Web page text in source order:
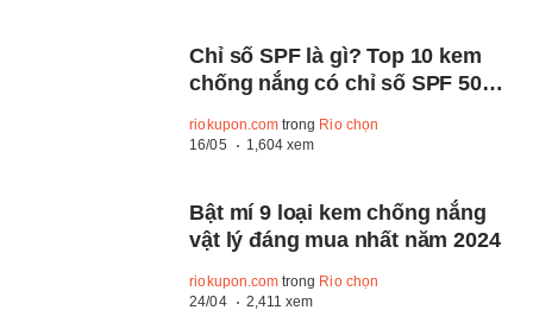
Chỉ số SPF là gì? Top 10 kem
chống nắng có chỉ số SPF 50
riokupon.com trong Rio chọn
16/05
1,604 xem
Bật mí 9 loại kem chống nắng
vật lý đáng mua nhất năm 2024
riokupon.com trong Rio chọn
24/04
2,411 xem